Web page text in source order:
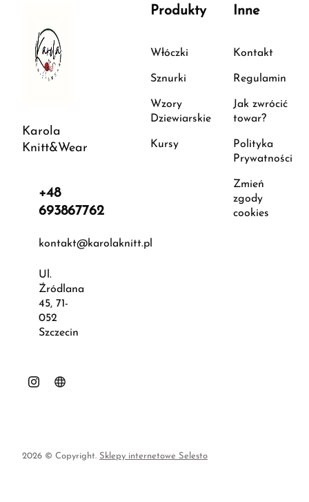
Karola
Knitt&Wear
+48
693867762
kontakt@karolaknitt.pl
Ul.
Źródlana
45, 71-
052
Szczecin
Produkty
Włóczki
Sznurki
Wzory
Dziewiarskie
Kursy
Inne
Kontakt
Regulamin
Jak zwrócić
towar?
Polityka
Prywatności
Zmień
zgody
cookies
2026 © Copyright. Sklepy internetowe Selesto